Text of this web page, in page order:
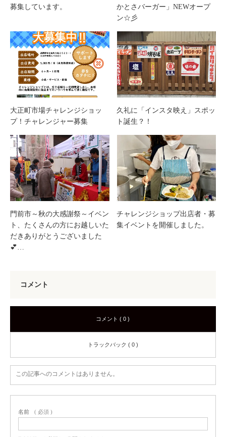
募集しています。
かとさバーガー」NEWオープ
ン☆彡
大正町市場チャレンジショッ
プ！チャレンジャー募集
久礼に「インスタ映え」スポッ
ト誕生？！
門前市～秋の大感謝祭～イベン
ト、たくさんの方にお越しいた
だきありがとうございました
💕…
チャレンジショップ出店者・募
集イベントを開催しました。
コメント
コメント ( 0 )
トラックバック ( 0 )
この記事へのコメントはありません。
名前 ( 必須 )